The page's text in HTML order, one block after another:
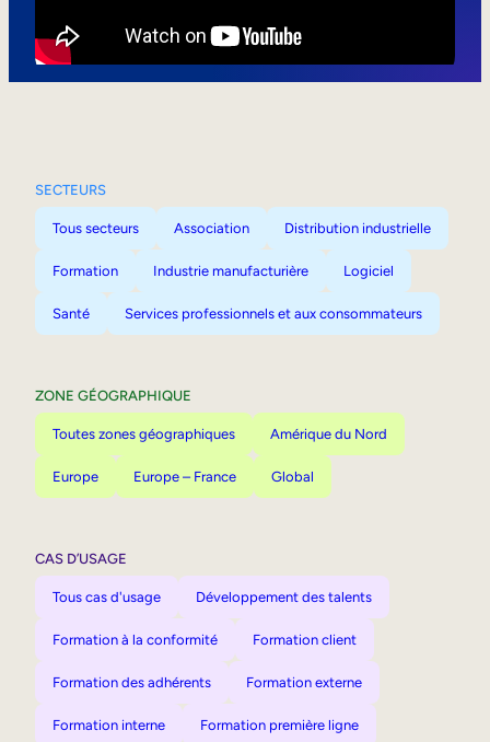
SECTEURS
Tous secteurs Association Distribution industrielle
Formation Industrie manufacturière Logiciel
Santé Services professionnels et aux consommateurs
ZONE GÉOGRAPHIQUE
Toutes zones géographiques Amérique du Nord
Europe Europe – France Global
CAS D’USAGE
Tous cas d'usage Développement des talents
Formation à la conformité Formation client
Formation des adhérents Formation externe
Formation interne Formation première ligne